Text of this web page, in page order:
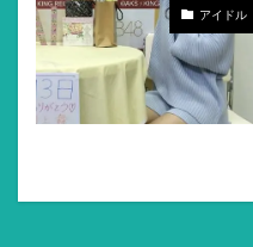
アイドル